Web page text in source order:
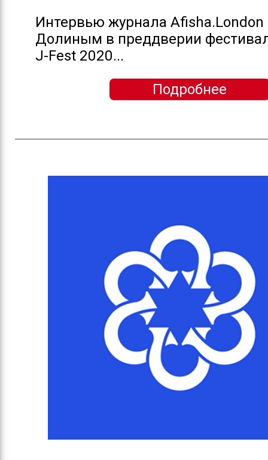
Интервью журнала
Долиным в преддверии
J-Fest 2020...
Подробнее